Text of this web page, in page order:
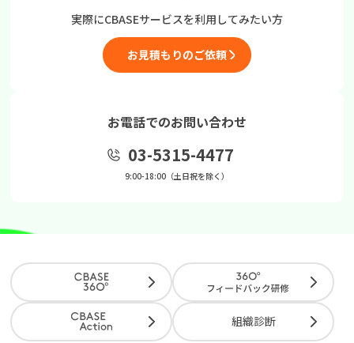
実際にCBASEサービスを利用してみたい方
お見積もりのご依頼
お電話でのお問い合わせ
03-5315-4477
9:00-18:00（土日祝を除く）
組織診断